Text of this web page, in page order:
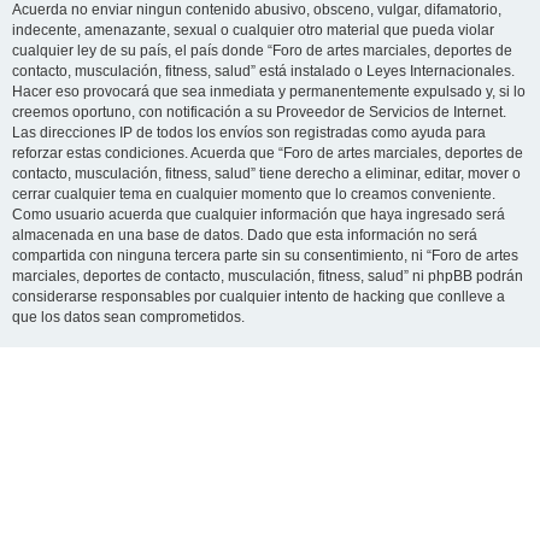
Acuerda no enviar ningun contenido abusivo, obsceno, vulgar, difamatorio,
indecente, amenazante, sexual o cualquier otro material que pueda violar
cualquier ley de su país, el país donde “Foro de artes marciales, deportes de
contacto, musculación, fitness, salud” está instalado o Leyes Internacionales.
Hacer eso provocará que sea inmediata y permanentemente expulsado y, si lo
creemos oportuno, con notificación a su Proveedor de Servicios de Internet.
Las direcciones IP de todos los envíos son registradas como ayuda para
reforzar estas condiciones. Acuerda que “Foro de artes marciales, deportes de
contacto, musculación, fitness, salud” tiene derecho a eliminar, editar, mover o
cerrar cualquier tema en cualquier momento que lo creamos conveniente.
Como usuario acuerda que cualquier información que haya ingresado será
almacenada en una base de datos. Dado que esta información no será
compartida con ninguna tercera parte sin su consentimiento, ni “Foro de artes
marciales, deportes de contacto, musculación, fitness, salud” ni phpBB podrán
considerarse responsables por cualquier intento de hacking que conlleve a
que los datos sean comprometidos.